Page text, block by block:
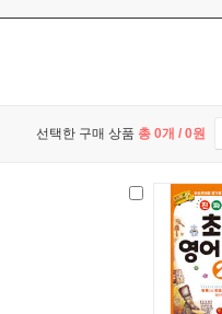
선택한 구매 상품 총 0개 / 0원